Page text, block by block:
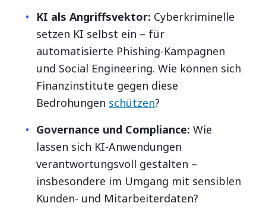
KI als Angriffsvektor: Cyberkriminelle
setzen KI selbst ein – für
automatisierte Phishing-Kampagnen
und Social Engineering.Wie können sich
Finanzinstitute gegen diese
Bedrohungen schützen?
Governance und Compliance: Wie
lassen sich KI-Anwendungen
verantwortungsvoll gestalten –
insbesondere im Umgang mit sensiblen
Kunden- und Mitarbeiterdaten?